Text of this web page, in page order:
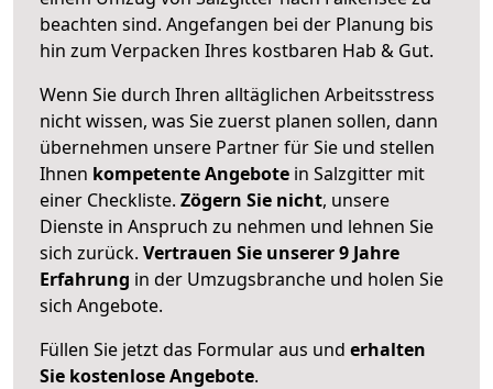
beachten sind. Angefangen bei der Planung bis
hin zum Verpacken Ihres kostbaren Hab & Gut.
Wenn Sie durch Ihren alltäglichen Arbeitsstress
nicht wissen, was Sie zuerst planen sollen, dann
übernehmen unsere Partner für Sie und stellen
Ihnen kompetente Angebote in Salzgitter mit
einer Checkliste. Zögern Sie nicht, unsere
Dienste in Anspruch zu nehmen und lehnen Sie
sich zurück. Vertrauen Sie unserer 9 Jahre
Erfahrung in der Umzugsbranche und holen Sie
sich Angebote.
Füllen Sie jetzt das Formular aus und erhalten
Sie kostenlose Angebote.